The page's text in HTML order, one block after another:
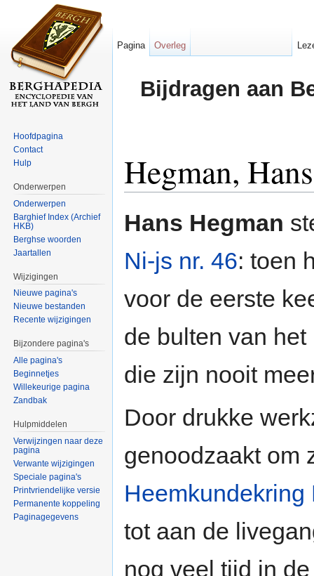
Bijdragen aan
Hegman, Hans
Hans Hegman
Ni-js nr. 46: toen
voor de eerste
de bulten van het
die zijn nooit
Door drukke
genoodzaakt om
Heemkundekring
tot aan de
nog veel tijd in
Pagina Overleg
Hoofdpagina
Contact
Hulp
Onderwerpen
Onderwerpen
Barghief Index (Archief
HKB)
Berghse woorden
Jaartallen
Wijzigingen
Nieuwe pagina's
Nieuwe bestanden
Recente wijzigingen
Bijzondere pagina's
Alle pagina's
Beginnetjes
Willekeurige pagina
Zandbak
Hulpmiddelen
Verwijzingen naar deze
pagina
Verwante wijzigingen
Speciale pagina's
Printvriendelijke versie
Permanente koppeling
Paginagegevens